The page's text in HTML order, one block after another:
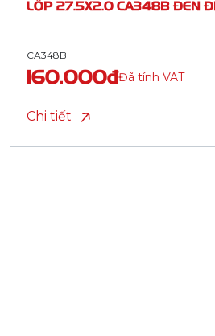
LỐP 27.5X2.0 CA348B ĐEN
CA348B
160.000đĐã tính VAT
Chi tiết